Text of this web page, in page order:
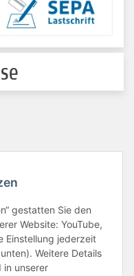
gestatten Sie den
Website: YouTube,
Einstellung jederzeit
Weitere Details
in unserer